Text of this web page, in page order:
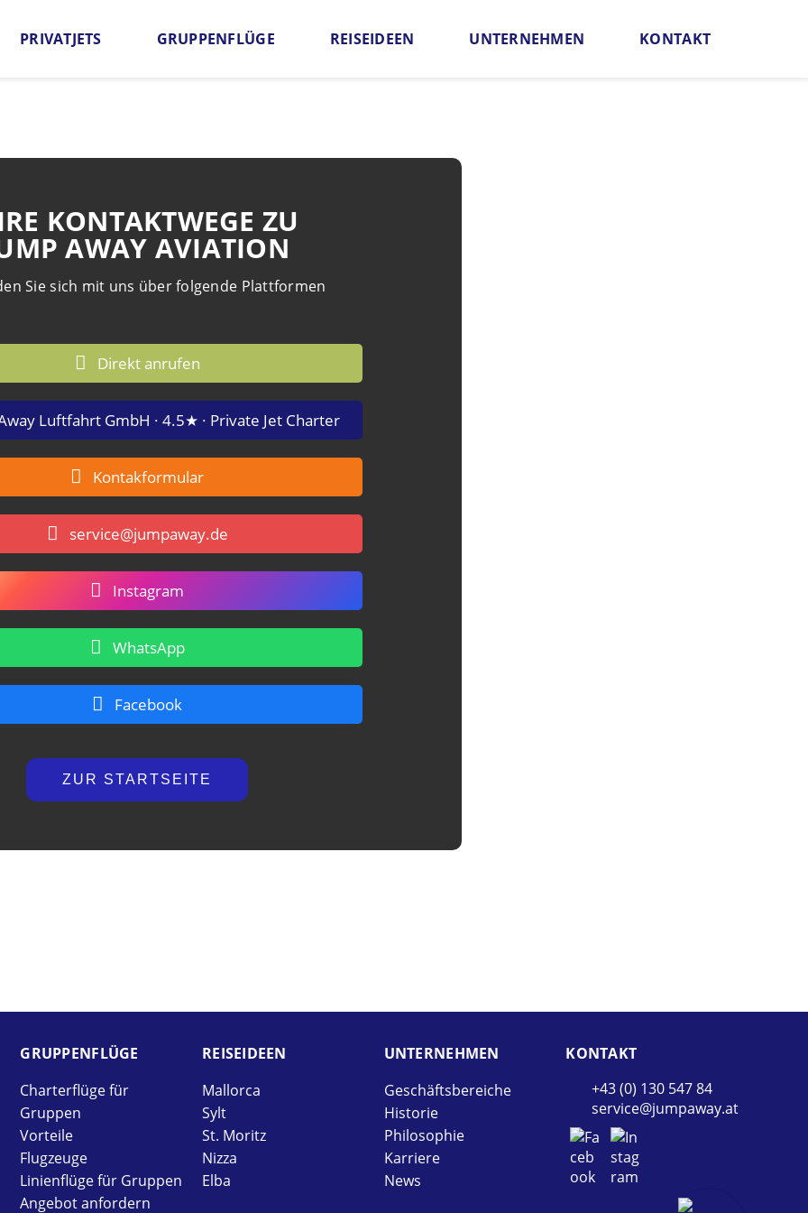
PRIVATJETS GRUPPENFLÜGE REISEIDEEN UNTERNEHMEN KONTAKT
KONTAKTWEGE ZU
AWAY AVIATION
Sie sich mit uns über folgende Plattformen
Direkt anrufen
Luftfahrt GmbH · 4.5★ · Private Jet Charter
Kontakformular
service@jumpaway.de
Instagram
WhatsApp
Facebook
ZUR STARTSEITE
GRUPPEN­FLÜGE
Charterflüge für
Gruppen
Vorteile
Flugzeuge
Linienflüge für Gruppen
Angebot anfordern
REISE­IDEEN
Mallorca
Sylt
St. Moritz
Nizza
Elba
UNTER­NEHMEN
Geschäftsbereiche
Historie
Philosophie
Karriere
News
KONTAKT
+43 (0) 130 547 84
service@jumpaway.at